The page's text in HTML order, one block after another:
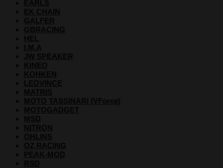
EARLS
EK CHAIN
GALFER
GBRACING
HEL
I.M.A
JW SPEAKER
KINEO
KOHKEN
LEOVINCE
MATRIS
MOTO TASSINARI (VForce)
MOTOGADGET
MSD
NITRON
OHLINS
OZ RACING
PEAK-MOD
RSD